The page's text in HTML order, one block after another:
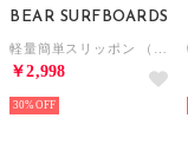
BEAR SURFBOARDS
￥2,998
30%